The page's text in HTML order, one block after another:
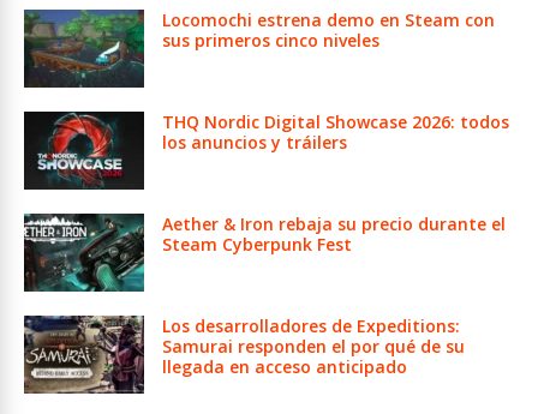
Locomochi estrena demo en Steam con
sus primeros cinco niveles
THQ Nordic Digital Showcase 2026: todos
los anuncios y tráilers
Aether & Iron rebaja su precio durante el
Steam Cyberpunk Fest
Los desarrolladores de Expeditions:
Samurai responden el por qué de su
llegada en acceso anticipado